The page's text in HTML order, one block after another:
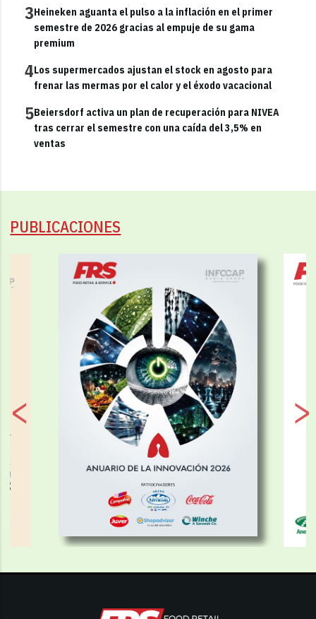
3Heineken aguanta el pulso a la inflación en el primer
semestre de 2026 gracias al empuje de su gama
premium
4Los supermercados ajustan el stock en agosto para
frenar las mermas por el calor y el éxodo vacacional
5Beiersdorf activa un plan de recuperación para NIVEA
tras cerrar el semestre con una caída del 3,5% en
ventas
PUBLICACIONES